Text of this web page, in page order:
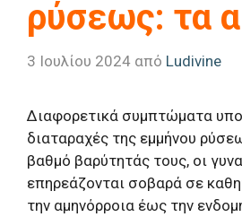
ρύσεως: τα
3 Ιουλίου 2024 από Ludivine
Διαφορετικά συμπτώματα
διαταραχές της εμμήνου
βαθμό βαρύτητάς τους, οι
επηρεάζονται σοβαρά σε
την αμηνόρροια έως την